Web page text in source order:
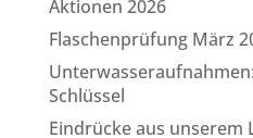
Aktionen 2026
Flaschenprüfung März
Schlüssel
Eindrücke aus unserem